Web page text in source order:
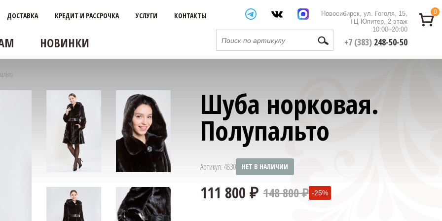
Новосибирск, ул. Гоголя, 15,
ТЦ Юпитер, 2 этаж
10:00–20:00
+7 (383) 248-50-50
ДОСТАВКА КРЕДИТ И РАССРОЧКА УСЛУГИ КОНТАКТЫ
НОВИНКИ
0
Шуба норковая.
Полупальто
Артикул: 4830 НЕТ В НАЛИЧИИ
148 800 ₽ -25%